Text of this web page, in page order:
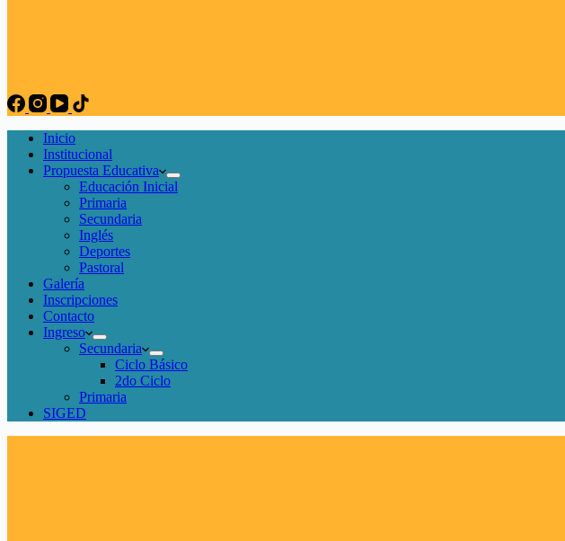
Inicio
Institucional
Propuesta Educativa
Educación Inicial
Primaria
Secundaria
Inglés
Deportes
Pastoral
Galería
Inscripciones
Contacto
Ingreso
Secundaria
Ciclo Básico
2do Ciclo
Primaria
SIGED